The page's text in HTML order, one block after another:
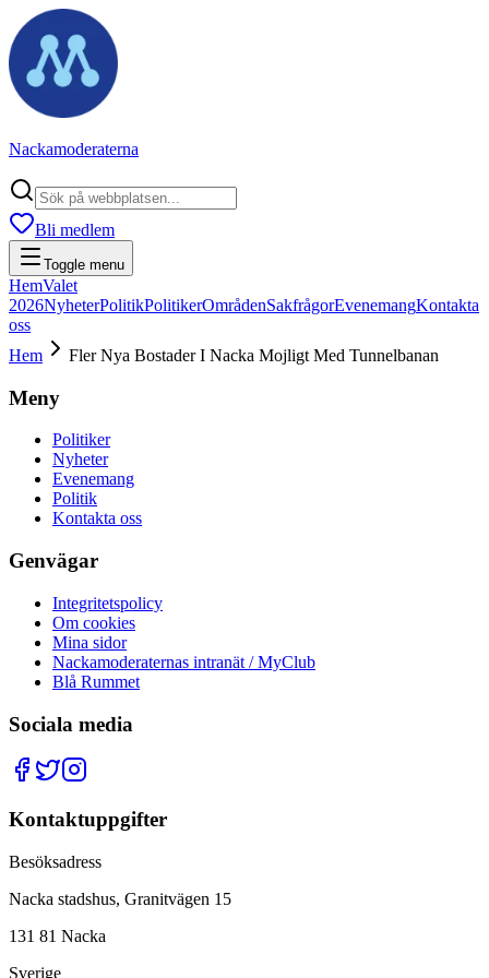
Nackamoderaterna
Bli medlem
Toggle menu
HemValet
2026NyheterPolitikPolitikerOmrådenSakfrågorEvenemangKontakta
oss
Hem
Fler Nya Bostader I Nacka Mojligt Med Tunnelbanan
Meny
Politiker
Nyheter
Evenemang
Politik
Kontakta oss
Genvägar
Integritetspolicy
Om cookies
Mina sidor
Nackamoderaternas intranät / MyClub
Blå Rummet
Sociala media
Kontaktuppgifter
Besöksadress
Nacka stadshus, Granitvägen 15
131 81 Nacka
Sverige